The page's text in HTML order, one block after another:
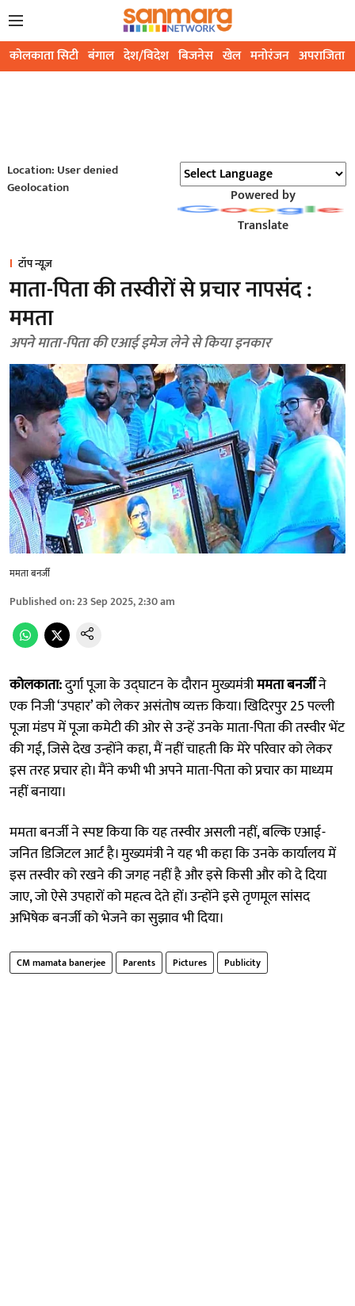
कोलकाता सिटी बंगाल देश/विदेश बिजनेस खेल मनोरंजन अपराजिता
Location: User denied
Geolocation
Powered by
Translate
टॉप न्यूज़
माता-पिता की तस्वीरों से प्रचार नापसंद :
ममता
अपने माता-पिता की एआई इमेज लेने से किया इनकार
ममता बनर्जी
Published on:23 Sep 2025, 2:30 am
कोलकाता:दुर्गा पूजा के उद्घाटन के दौरान मुख्यमंत्रीममता बनर्जीने
एक निजी ‘उपहार’ को लेकर असंतोष व्यक्त किया। खिदिरपुर 25 पल्ली
पूजा मंडप में पूजा कमेटी की ओर से उन्हें उनके माता-पिता की तस्वीर भेंट
की गई, जिसे देख उन्होंने कहा, मैं नहीं चाहती कि मेरे परिवार को लेकर
इस तरह प्रचार हो। मैंने कभी भी अपने माता-पिता को प्रचार का माध्यम
नहीं बनाया।
ममता बनर्जी ने स्पष्ट किया कि यह तस्वीर असली नहीं, बल्कि एआई-
जनित डिजिटल आर्ट है। मुख्यमंत्री ने यह भी कहा कि उनके कार्यालय में
इस तस्वीर को रखने की जगह नहीं है और इसे किसी और को दे दिया
जाए, जो ऐसे उपहारों को महत्व देते हों। उन्होंने इसे तृणमूल सांसद
अभिषेक बनर्जी को भेजने का सुझाव भी दिया।
CM mamata banerjee Parents Pictures Publicity